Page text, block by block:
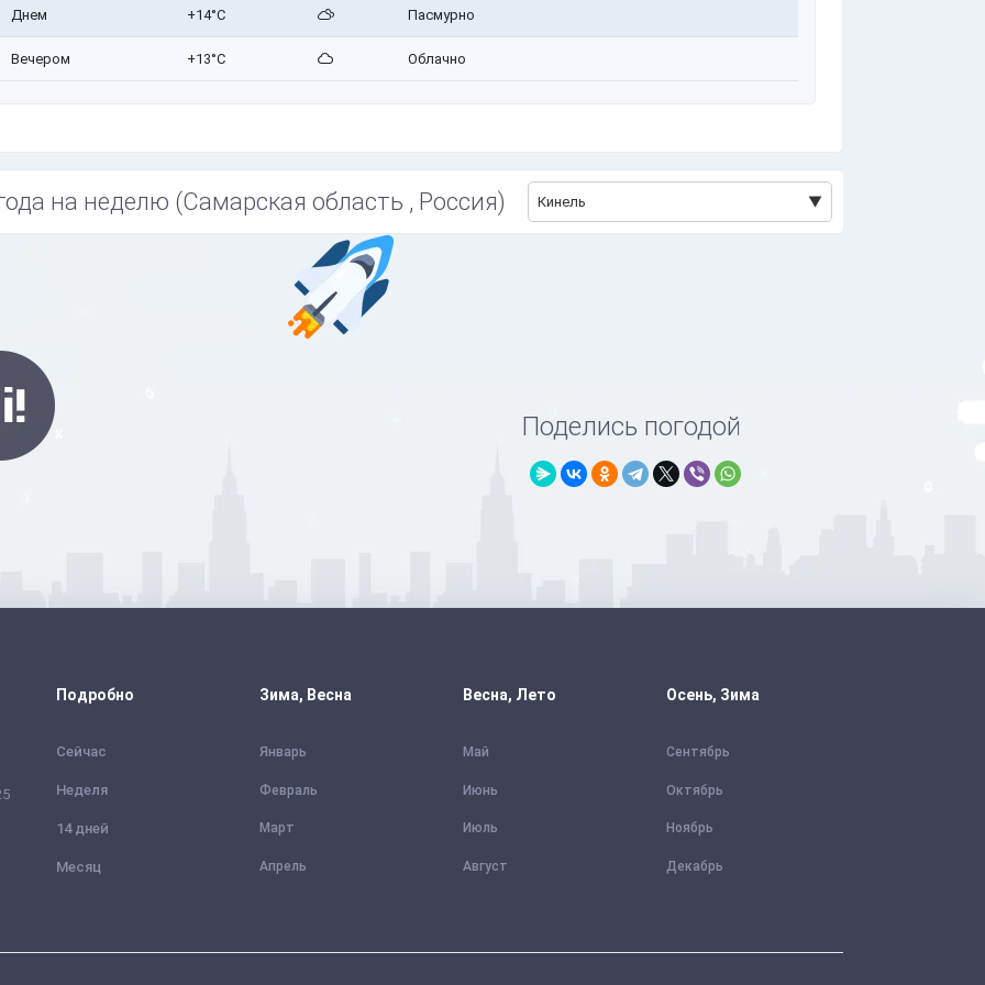
Днем +14°C Пасмурно
Вечером +13°C Облачно
на неделю (Самарская область , Россия) Кинель
Поделись погодой
Подробно
Сейчас
Неделя
14 дней
Месяц
Зима, Весна
Январь
Февраль
Март
Апрель
Весна, Лето
Май
Июнь
Июль
Август
Осень, Зима
Сентябрь
Октябрь
Ноябрь
Декабрь